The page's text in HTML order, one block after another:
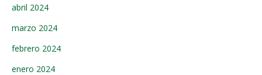
abril 2024
marzo 2024
febrero 2024
enero 2024